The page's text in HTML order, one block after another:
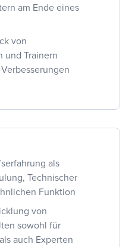
am Ende eines
von
und Trainern
als
Technischer
Funktion
von
sowohl für
auch Experten